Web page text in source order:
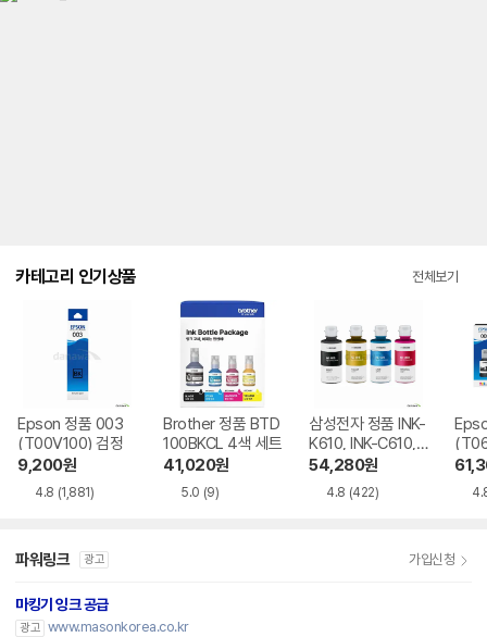
카테고리 인기상품 전체보기
Epson 정품 003
(T00V100) 검정
9,200원
4.8 (1,881)
Brother 정품 BTD
100BKCL 4색 세트
41,020원
5.0 (9)
삼성전자 정품 INK-
K610, INK-C610, I
NK-M610, INK-Y6
10 4색 세트
54,280원
4.8 (422)
파워링크 광고 가입신청
마킹기 잉크 공급
광고 www.masonkorea.co.kr